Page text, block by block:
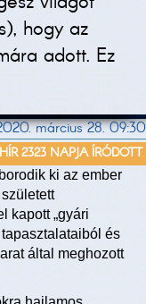
hogy az
adott. Ez
március 28. 09:30
2323 NAPJA ÍRÓDOTT
ki az ember
kapott „gyári
és
által meghozott